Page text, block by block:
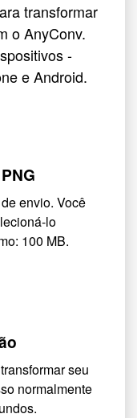
transformar
o AnyConv.
-
e Android.
envio. Você
lo
100 MB.
seu
normalmente